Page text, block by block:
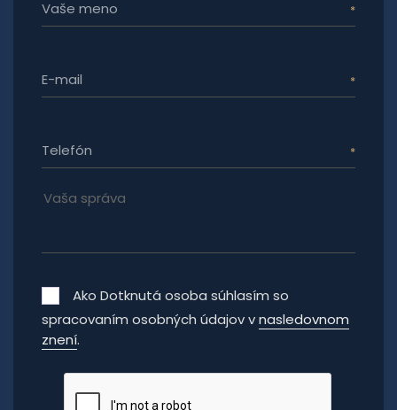
Vaše meno
E-mail
Telefón
Ako Dotknutá osoba súhlasím so
spracovaním osobných údajov vnasledovnom
znení.